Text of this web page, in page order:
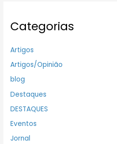
Categorias
Artigos
Artigos/Opinião
blog
Destaques
DESTAQUES
Eventos
Jornal